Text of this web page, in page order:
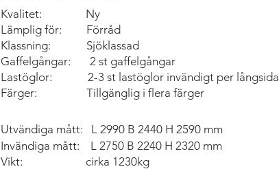
Kvalitet: Ny
Lämplig för: Förråd
Klassning: Sjöklassad
Gaffelgångar: 2 st gaffelgångar
Lastöglor: 2-3 st lastöglor invändigt per långsida
Färger: Tillgänglig i flera färger
Utvändiga mått: L 2990 B 2440 H 2590 mm
Invändiga mått: L 2750 B 2240 H 2320 mm
Vikt: cirka 1230kg